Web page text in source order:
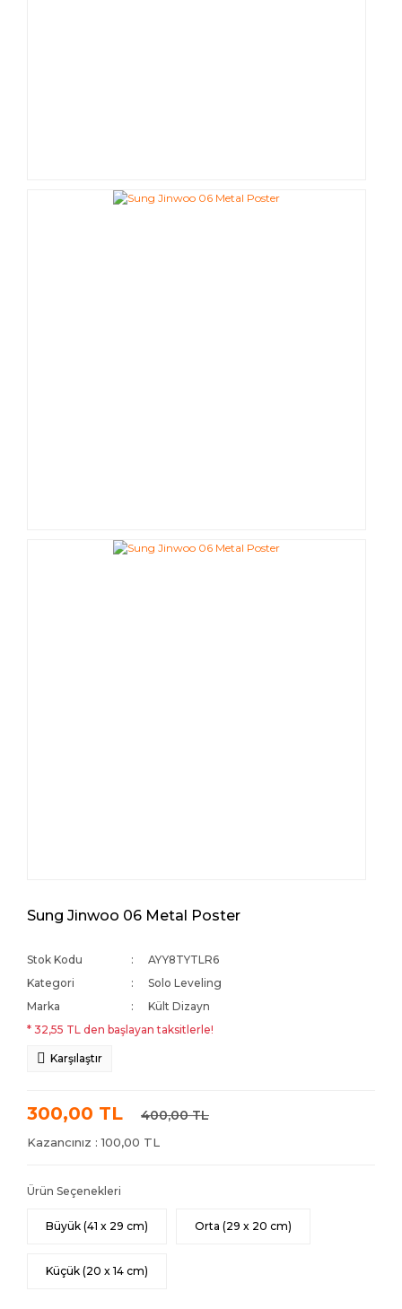
Sung Jinwoo 06 Metal Poster
Stok Kodu
AYY8TYTLR6
Kategori
Solo Leveling
Marka
Kült Dizayn
* 32,55 TL den başlayan taksitlerle!
Karşılaştır
300,00 TL 400,00 TL
Kazancınız : 100,00 TL
Ürün Seçenekleri
Büyük (41 x 29 cm) Orta (29 x 20 cm)
Küçük (20 x 14 cm)